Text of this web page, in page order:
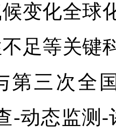
变化全球
足等关键
第三次全
-动态监测